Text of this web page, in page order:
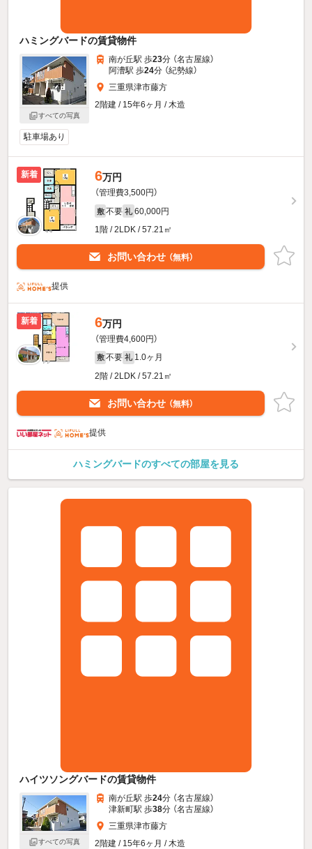
ハミングバードの賃貸物件
すべての写真
南が丘駅 歩23分 （名古屋線）
阿漕駅 歩24分 （紀勢線）
三重県津市藤方
2階建 / 15年6ヶ月 / 木造
駐車場あり
新着 6万円
（管理費3,500円）
敷 不要 礼 60,000円
1階 / 2LDK / 57.21㎡
お問い合わせ （無料）
提供
新着 6万円
（管理費4,600円）
敷 不要 礼 1.0ヶ月
2階 / 2LDK / 57.21㎡
お問い合わせ （無料）
提供
ハミングバードのすべての部屋を見る
ハイツソングバードの賃貸物件
すべての写真
南が丘駅 歩24分 （名古屋線）
津新町駅 歩38分 （名古屋線）
三重県津市藤方
2階建 / 15年6ヶ月 / 木造